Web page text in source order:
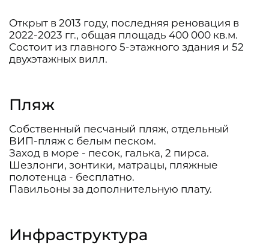
Открыт в 2013 году, последняя реновация в
2022-2023 гг., общая площадь 400 000 кв.м.
Состоит из главного 5-этажного здания и 52
двухэтажных вилл.
Пляж
Собственный песчаный пляж, отдельный
ВИП-пляж с белым песком.
Заход в море - песок, галька, 2 пирса.
Шезлонги, зонтики, матрацы, пляжные
полотенца - бесплатно.
Павильоны за дополнительную плату.
Инфраструктура